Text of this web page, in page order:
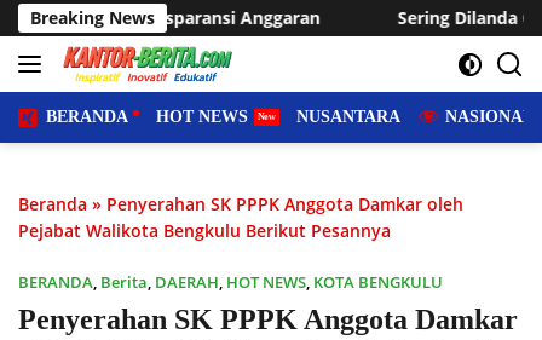
Langsung
ke
konten
Breaking News
Anggaran Sering Dilanda Genangan, Desa Sukaraja
BERANDA HOT NEWS NUSANTARA NASIONAL
Beranda » Penyerahan SK PPPK Anggota Damkar oleh
Pejabat Walikota Bengkulu Berikut Pesannya
BERANDA, Berita, DAERAH, HOT NEWS, KOTA BENGKULU
Penyerahan SK PPPK Anggota Damkar